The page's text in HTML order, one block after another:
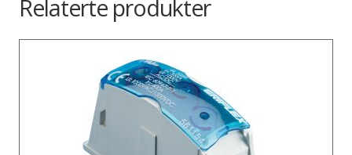
Relaterte produkter